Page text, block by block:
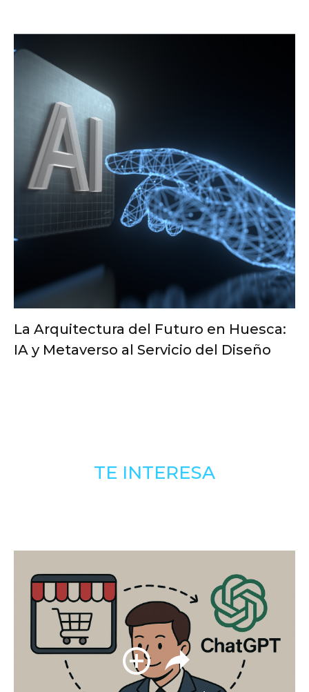
La Arquitectura del Futuro en Huesca:
IA y Metaverso al Servicio del Diseño
TE INTERESA